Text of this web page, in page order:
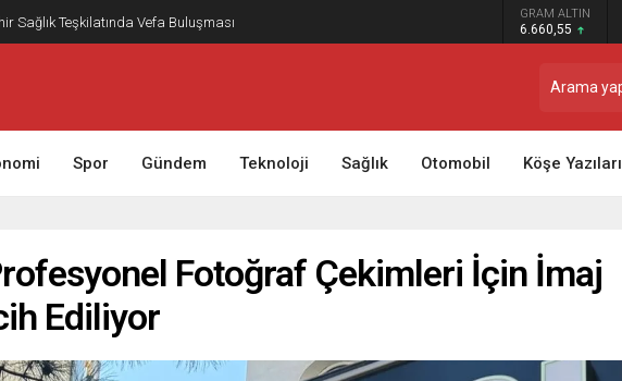
Sağlık Teşkilatında Vefa Buluşması GRAM ALTIN
6.660,55
Spor Gündem Teknoloji Sağlık Otomobil Köşe Yazıları
Fotoğraf Çekimleri İçin İmaj
Ediliyor